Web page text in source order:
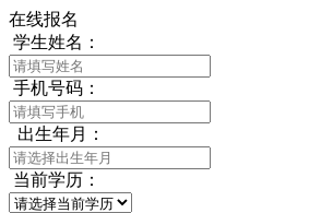
在线报名
学生姓名：
手机号码：
出生年月：
当前学历：